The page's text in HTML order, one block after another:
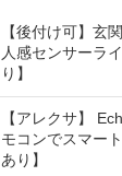
【後付け可】玄
人感センサーラ
り】
【アレクサ】
モコンでスマー
あり】